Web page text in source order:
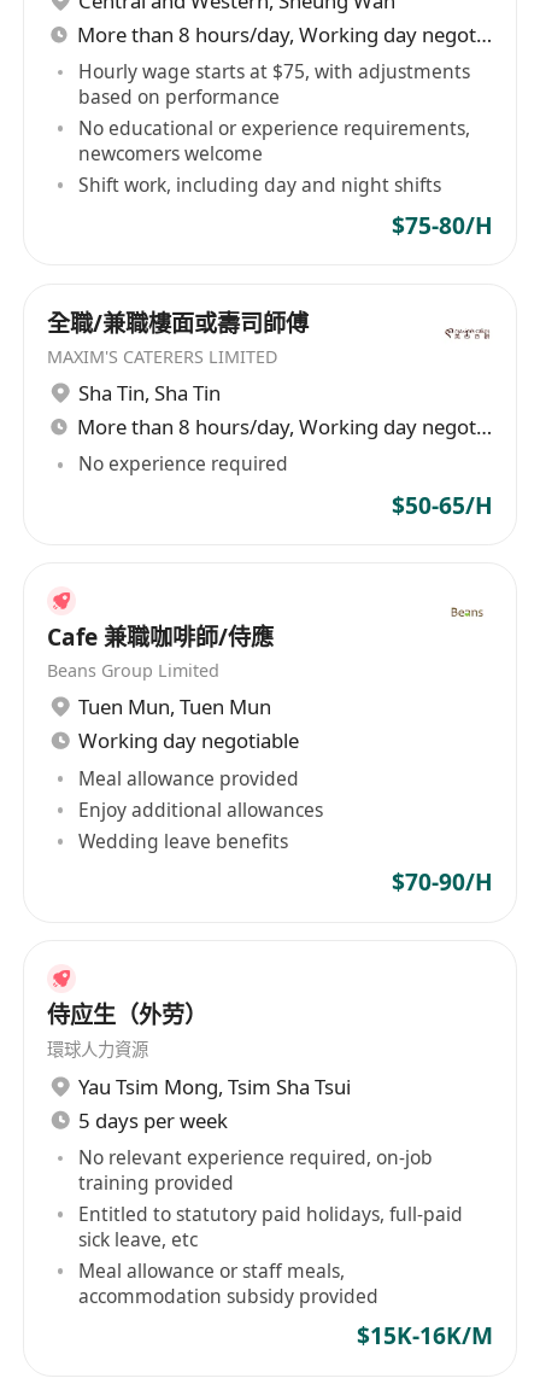
More than 8 hours/day, Working day negotiable
Hourly wage starts at $75, with adjustments
based on performance
No educational or experience requirements,
newcomers welcome
Shift work, including day and night shifts
$75-80/H
全職/兼職樓面或壽司師傅
MAXIM'S CATERERS LIMITED
Sha Tin, Sha Tin
More than 8 hours/day, Working day negotiable
No experience required
$50-65/H
Cafe 兼職咖啡師/侍應
Beans Group Limited
Tuen Mun, Tuen Mun
Working day negotiable
Meal allowance provided
Enjoy additional allowances
Wedding leave benefits
$70-90/H
侍应生（外劳）
環球人力資源
Yau Tsim Mong, Tsim Sha Tsui
5 days per week
No relevant experience required, on-job
training provided
Entitled to statutory paid holidays, full-paid
sick leave, etc
Meal allowance or staff meals,
accommodation subsidy provided
$15K-16K/M